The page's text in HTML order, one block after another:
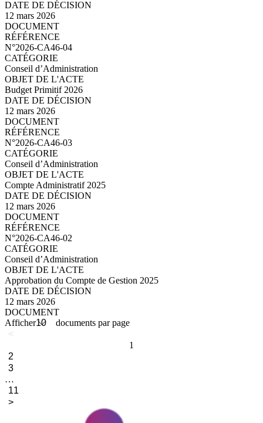
12 mars 2026
N°2026-CA46-04
Conseil d’Administration
Budget Primitif 2026
12 mars 2026
N°2026-CA46-03
Conseil d’Administration
Compte Administratif 2025
12 mars 2026
N°2026-CA46-02
Conseil d’Administration
Approbation du Compte de Gestion 2025
12 mars 2026
Afficher
documents par page
<
1
2
3
…
11
>